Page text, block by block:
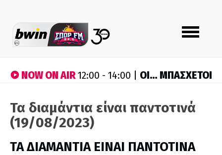
Toggle
navigation
NOW ON AIR12:00 - 14:00 | ΟΙ… ΜΠΑΣΧΕΤΟΙ
Τα διαμάντια είναι παντοτινά
(19/08/2023)
ΤΑ ΔΙΑΜΑΝΤΙΑ ΕΙΝΑΙ ΠΑΝΤΟΤΙΝΑ